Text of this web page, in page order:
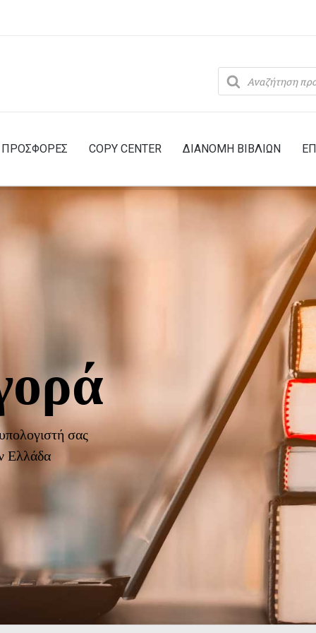
Products
search
ΠΡΟΣΦΟΡΕΣ COPY CENTER ΔΙΑΝΟΜΗ ΒΙΒΛΙΩΝ
σας
Ελλάδα